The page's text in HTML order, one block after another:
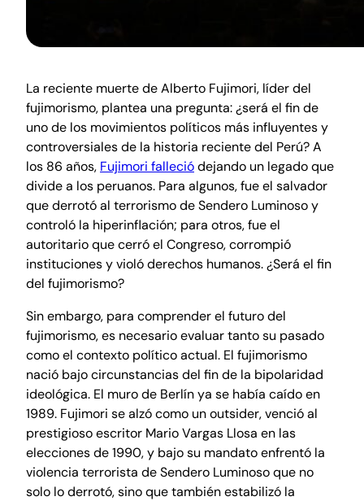
La reciente muerte de Alberto Fujimori, líder del
fujimorismo, plantea una pregunta: ¿será el fin de
uno de los movimientos políticos más influyentes y
controversiales de la historia reciente del Perú? A
los 86 años, Fujimori falleciódejando un legado que
divide a los peruanos. Para algunos, fue el salvador
que derrotó al terrorismo de Sendero Luminoso y
controló la hiperinflación; para otros, fue el
autoritario que cerró el Congreso, corrompió
instituciones y violó derechos humanos. ¿Será el fin
del fujimorismo?
Sin embargo, para comprender el futuro del
fujimorismo, es necesario evaluar tanto su pasado
como el contexto político actual. El fujimorismo
nació bajo circunstancias del fin de la bipolaridad
ideológica. El muro de Berlín ya se había caído en
1989. Fujimori se alzó como un outsider, venció al
prestigioso escritor Mario Vargas Llosa en las
elecciones de 1990, y bajo su mandato enfrentó la
violencia terrorista de Sendero Luminoso que no
solo lo derrotó, sino que también estabilizó la